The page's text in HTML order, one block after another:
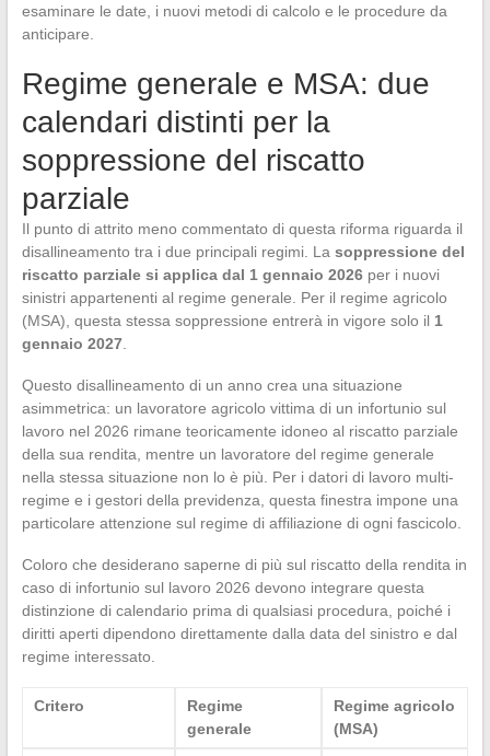
esaminare le date, i nuovi metodi di calcolo e le procedure da
anticipare.
Regime generale e MSA: due
calendari distinti per la
soppressione del riscatto
parziale
Il punto di attrito meno commentato di questa riforma riguarda il
disallineamento tra i due principali regimi. La soppressione del
riscatto parziale si applica dal 1 gennaio 2026per i nuovi
sinistri appartenenti al regime generale. Per il regime agricolo
(MSA), questa stessa soppressione entrerà in vigore solo il 1
gennaio 2027.
Questo disallineamento di un anno crea una situazione
asimmetrica: un lavoratore agricolo vittima di un infortunio sul
lavoro nel 2026 rimane teoricamente idoneo al riscatto parziale
della sua rendita, mentre un lavoratore del regime generale
nella stessa situazione non lo è più. Per i datori di lavoro multi-
regime e i gestori della previdenza, questa finestra impone una
particolare attenzione sul regime di affiliazione di ogni fascicolo.
Coloro che desiderano saperne di più sul riscatto della rendita in
caso di infortunio sul lavoro 2026 devono integrare questa
distinzione di calendario prima di qualsiasi procedura, poiché i
diritti aperti dipendono direttamente dalla data del sinistro e dal
regime interessato.
Critero
Regime
generale
Regime agricolo
(MSA)